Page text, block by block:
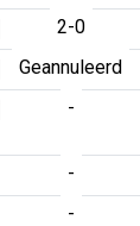
2-0
Geannuleerd
-
-
-